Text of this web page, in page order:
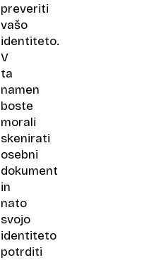
preveriti
vašo
identiteto.
V
ta
namen
boste
morali
skenirati
osebni
dokument
in
nato
svojo
identiteto
potrditi